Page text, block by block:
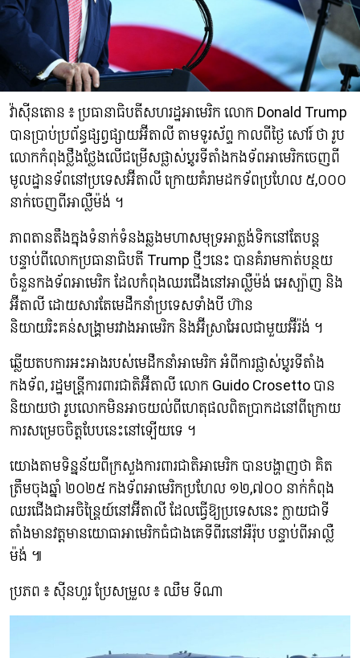
វ៉ាស៊ីនតោន ៖ ប្រធានាធិបតីសហរដ្ឋអាមេរិក លោក Donald Trump
បានប្រាប់ប្រព័ន្ធផ្សព្វផ្សាយអ៊ីតាលី តាមទូរស័ព្ទ កាលពីថ្ងៃ សៅរ៍ ថា រូប
លោកកំពុងថ្លឹងថ្លែងលើជម្រើសផ្លាស់ប្តូរទីតាំងកងទ័ពអាមេរិកចេញពី
មូលដ្ឋានទ័ពនៅប្រទេសអ៊ីតាលី ក្រោយគំរាមដកទ័ពប្រហែល ៥,០០០
នាក់ចេញពីអាល្លឺម៉ង់ ។
ភាពតានតឹងក្នុងទំនាក់ទំនងឆ្លងមហាសមុទ្រអាត្លង់ទិកនៅតែបន្ត
បន្ទាប់ពីលោកប្រធានាធិបតី Trump ថ្មីៗនេះ បានគំរាមកាត់បន្ថយ
ចំនួនកងទ័ពអាមេរិក ដែលកំពុងឈរជើងនៅអាល្លឺម៉ង់ អេស្ប៉ាញ និង
អ៊ីតាលី ដោយសារតែមេដឹកនាំប្រទេសទាំងបី ហ៊ាន
និយាយរិះគន់សង្រ្គាមរវាងអាមេរិក និងអ៊ីស្រាអែលជាមួយអ៊ីរ៉ង់ ។
ឆ្លើយតបការអះអាងរបស់មេដឹកនាំអាមេរិក អំពីការផ្លាស់ប្តូរទីតាំង
កងទ័ព, រដ្ឋមន្ត្រីការពារជាតិអ៊ីតាលី លោក Guido Crosetto បាន
និយាយថា រូបលោកមិនអាចយល់ពីហេតុផលពិតប្រាកដនៅពីក្រោយ
ការសម្រេចចិត្តបែបនេះនៅឡើយទេ ។
យោងតាមទិន្នន័យពីក្រសួងការពារជាតិអាមេរិក បានបង្ហាញថា គិត
ត្រឹមចុងឆ្នាំ ២០២៥ កងទ័ពអាមេរិកប្រហែល ១២,៧០០ នាក់កំពុង
ឈរជើងជាអចិន្ត្រៃយ៍នៅអ៊ីតាលី ដែលធ្វើឱ្យប្រទេសនេះ ក្លាយជាទី
តាំងមានវត្តមានយោធាអាមេរិកធំជាងគេទីពីរនៅអឺរ៉ុប បន្ទាប់ពីអាល្លឺ
ម៉ង់ ៕
ប្រភព ៖ ស៊ីនហួរ ប្រែសម្រួល ៖ ឈឹម ទីណា